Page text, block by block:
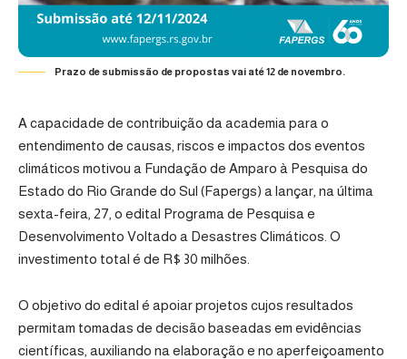
Prazo de submissão de propostas vai até 12 de novembro.
A capacidade de contribuição da academia para o
entendimento de causas, riscos e impactos dos eventos
climáticos motivou a Fundação de Amparo à Pesquisa do
Estado do Rio Grande do Sul (Fapergs) a lançar, na última
sexta-feira, 27, o edital Programa de Pesquisa e
Desenvolvimento Voltado a Desastres Climáticos . O
investimento total é de R$ 30 milhões.
O objetivo do edital é apoiar projetos cujos resultados
permitam tomadas de decisão baseadas em evidências
científicas, auxiliando na elaboração e no aperfeiçoamento